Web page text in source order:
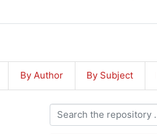
By Author By Subject